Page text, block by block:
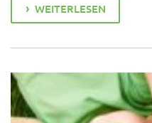
WEITERLESEN